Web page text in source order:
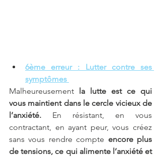
6ème erreur : Lutter contre ses
symptômes
Malheureusement
la lutte est ce qui
vous maintient dans le cercle vicieux de
l’anxiété. En résistant, en vous
contractant, en ayant peur, vous créez
sans vous rendre compte encore plus
de tensions, ce qui alimente l’anxiété et